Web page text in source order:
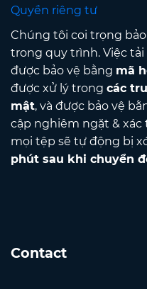
Quyền riêng tư
Chúng tôi coi trọng
trong quy trình. Việc tải
được bảo vệ bằng mã
được xử lý trong các
mật, và được bảo vệ
cập nghiêm ngặt &
mọi tệp sẽ tự động bị
phút sau khi chuyển
Contact